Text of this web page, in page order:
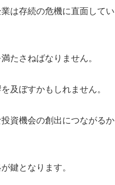
は存続の危機に直面してい
たさねばなりません。
及ぼすかもしれません。
資機会の創出につながるか
鍵となります。